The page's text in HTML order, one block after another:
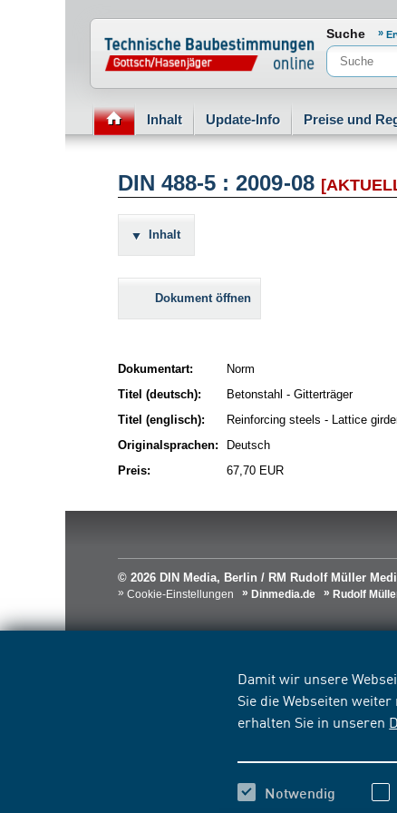
Damit wir unsere
Sie die Webseiten
erhalten Sie in unseren
Notwendig
Normenportal Suche
Inhalt Update-Info Preise und
DIN 488-5 : 2009-08
Inhalt
Dokument öffnen
Dokumentart:
Norm
Titel (deutsch):
Betonstahl - Gitterträger
Titel (englisch):
Reinforcing steels - Lattice
Originalsprachen:
Deutsch
Preis:
67,70 EUR
© 2026 DIN Media, Berlin / RM Rudolf Müller
Cookie-Einstellungen
Dinmedia.de Rudolf